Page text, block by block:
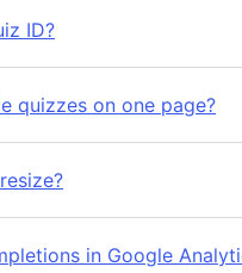
ID?
quizzes on one page?
in Google